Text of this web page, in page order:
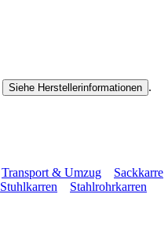
Siehe Herstellerinformationen .
Transport & Umzug
Sackkarre
Stuhlkarren
Stahlrohrkarren